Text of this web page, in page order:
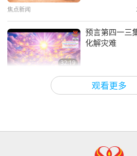
烹饪
观看更多
焦点新闻
32:19
预言第四一三
化解灾难
关于地球的古预言
32:43